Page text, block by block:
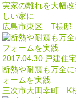
実家の離れを大幅
しい家に
広島市東区 T様邸
2017.04.30 戸建住
断熱や耐震も万全
ォームを実践
三次市大田幸町 K